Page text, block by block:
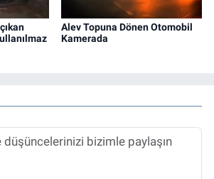
Alev Topuna Dönen Otomobil
Kamerada